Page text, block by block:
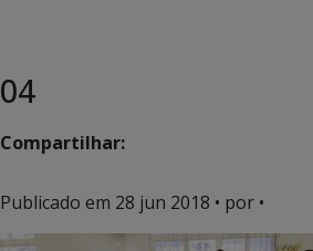
04
Compartilhar:
Publicado em 28 jun 2018 • por •